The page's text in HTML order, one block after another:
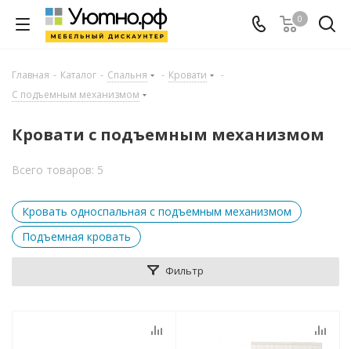
0
Главная - Каталог - Спальня - Кровати
-
С подъемным механизмом
Кровати с подъемным механизмом
Всего товаров: 5
Кровать односпальная с подъемным механизмом
Подъемная кровать
Фильтр